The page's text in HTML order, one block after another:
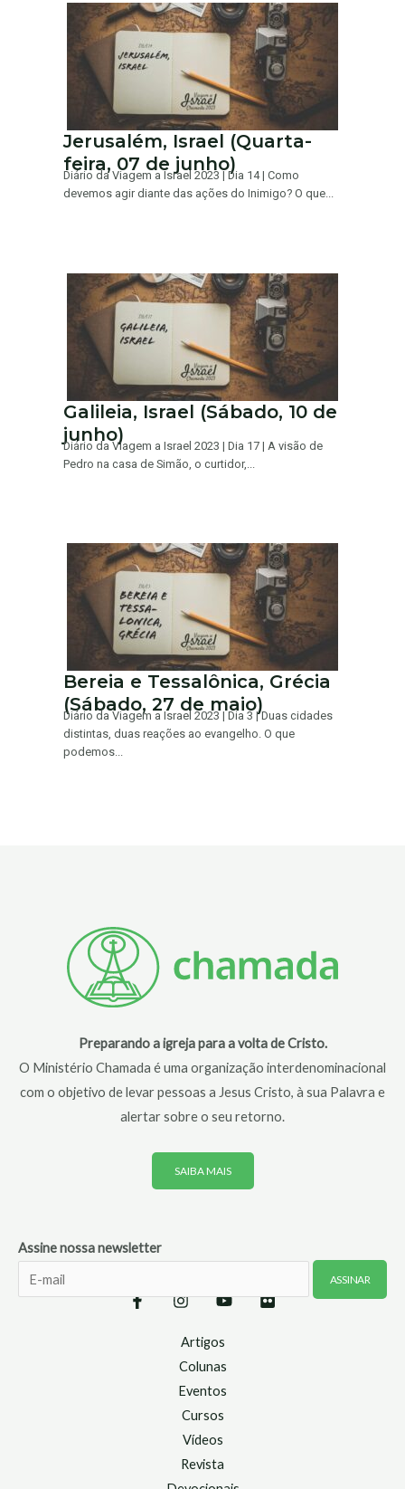
Jerusalém, Israel (Quarta-
feira, 07 de junho)
Diário da Viagem a Israel 2023 | Dia 14 | Como
devemos agir diante das ações do Inimigo? O que...
Galileia, Israel (Sábado, 10 de
junho)
Diário da Viagem a Israel 2023 | Dia 17 | A visão de
Pedro na casa de Simão, o curtidor,...
Bereia e Tessalônica, Grécia
(Sábado, 27 de maio)
Diário da Viagem a Israel 2023 | Dia 3 | Duas cidades
distintas, duas reações ao evangelho. O que
podemos...
Preparando a igreja para a volta de Cristo.
O Ministério Chamada é uma organização interdenominacional
com o objetivo de levar pessoas a Jesus Cristo, à sua Palavra e
alertar sobre o seu retorno.
SAIBA MAIS
Assine nossa newsletter
Artigos
Colunas
Eventos
Cursos
Vídeos
Revista